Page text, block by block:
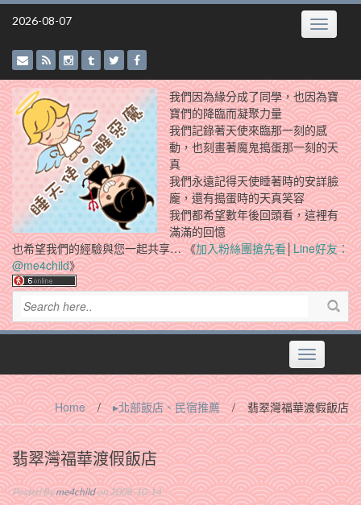
Skip
2026-08-07 Toggle
我們因為緣分成了同學，也因為寶
寶們的降臨而凝聚力量
我們記錄著天使來臨那一刻的感
動，也刻畫著魔鬼搗蛋那一刻的天
真
我們永遠記得天使睡著時的安詳臉
龐，還有搗蛋時的天真笑容
我們都希望數年後回頭看，這裡有
滿滿的回憶
也希望我們的經驗與您一起共享… 《加入粉絲團搶先看│Line好友：
@me4child》
Toggle
navigation
Home / ▸北部飯店、民宿推薦 / 翡翠灣福華渡假飯店
翡翠灣福華渡假飯店
Posted Byme4childon 2008-10-14